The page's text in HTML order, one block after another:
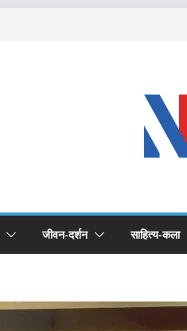
जीवन-दर्शन साहित्य-कला